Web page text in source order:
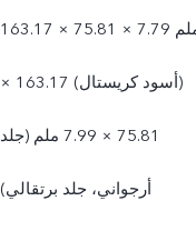
163.17 × 75.81 × 7.79 ملم
(أسود كريستال) 163.17 ×
75.81 × 7.99 ملم (جلد
أرجواني، جلد برتقالي)